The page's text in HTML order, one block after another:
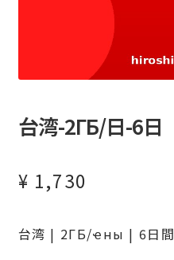
台湾-2ГБ/日-6日
¥ 1,730
台湾 | 2ГБ/ҽны | 6日間